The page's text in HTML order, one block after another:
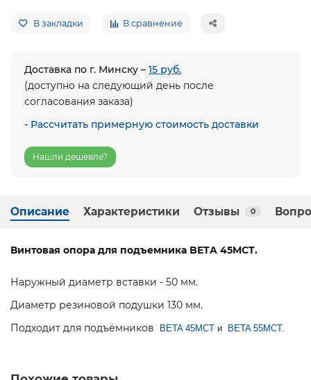
В закладки В сравнение
Доставка по г. Минску – 15 руб.
(доступно на следующий день после
согласования заказа)
- Рассчитать примерную стоимость доставки
Нашли дешевле?
Описание Характеристики Отзывы 0
Винтовая опора для подъемника BETA 45MCT.
Наружный диаметр вставки - 50 мм.
Диаметр резиновой подушки 130 мм.
Подходит для подъёмников
BETA 45MCT и BETA 55MCT.